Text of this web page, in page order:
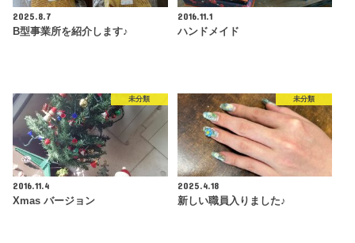
2025.8.7
B型事業所を紹介します♪
2016.11.1
ハンドメイド
未分類
2016.11.4
Xmas バージョン
未分類
2025.4.18
新しい職員入りました♪